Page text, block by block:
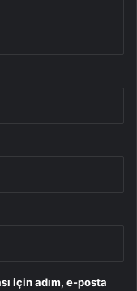
için adım, e-posta